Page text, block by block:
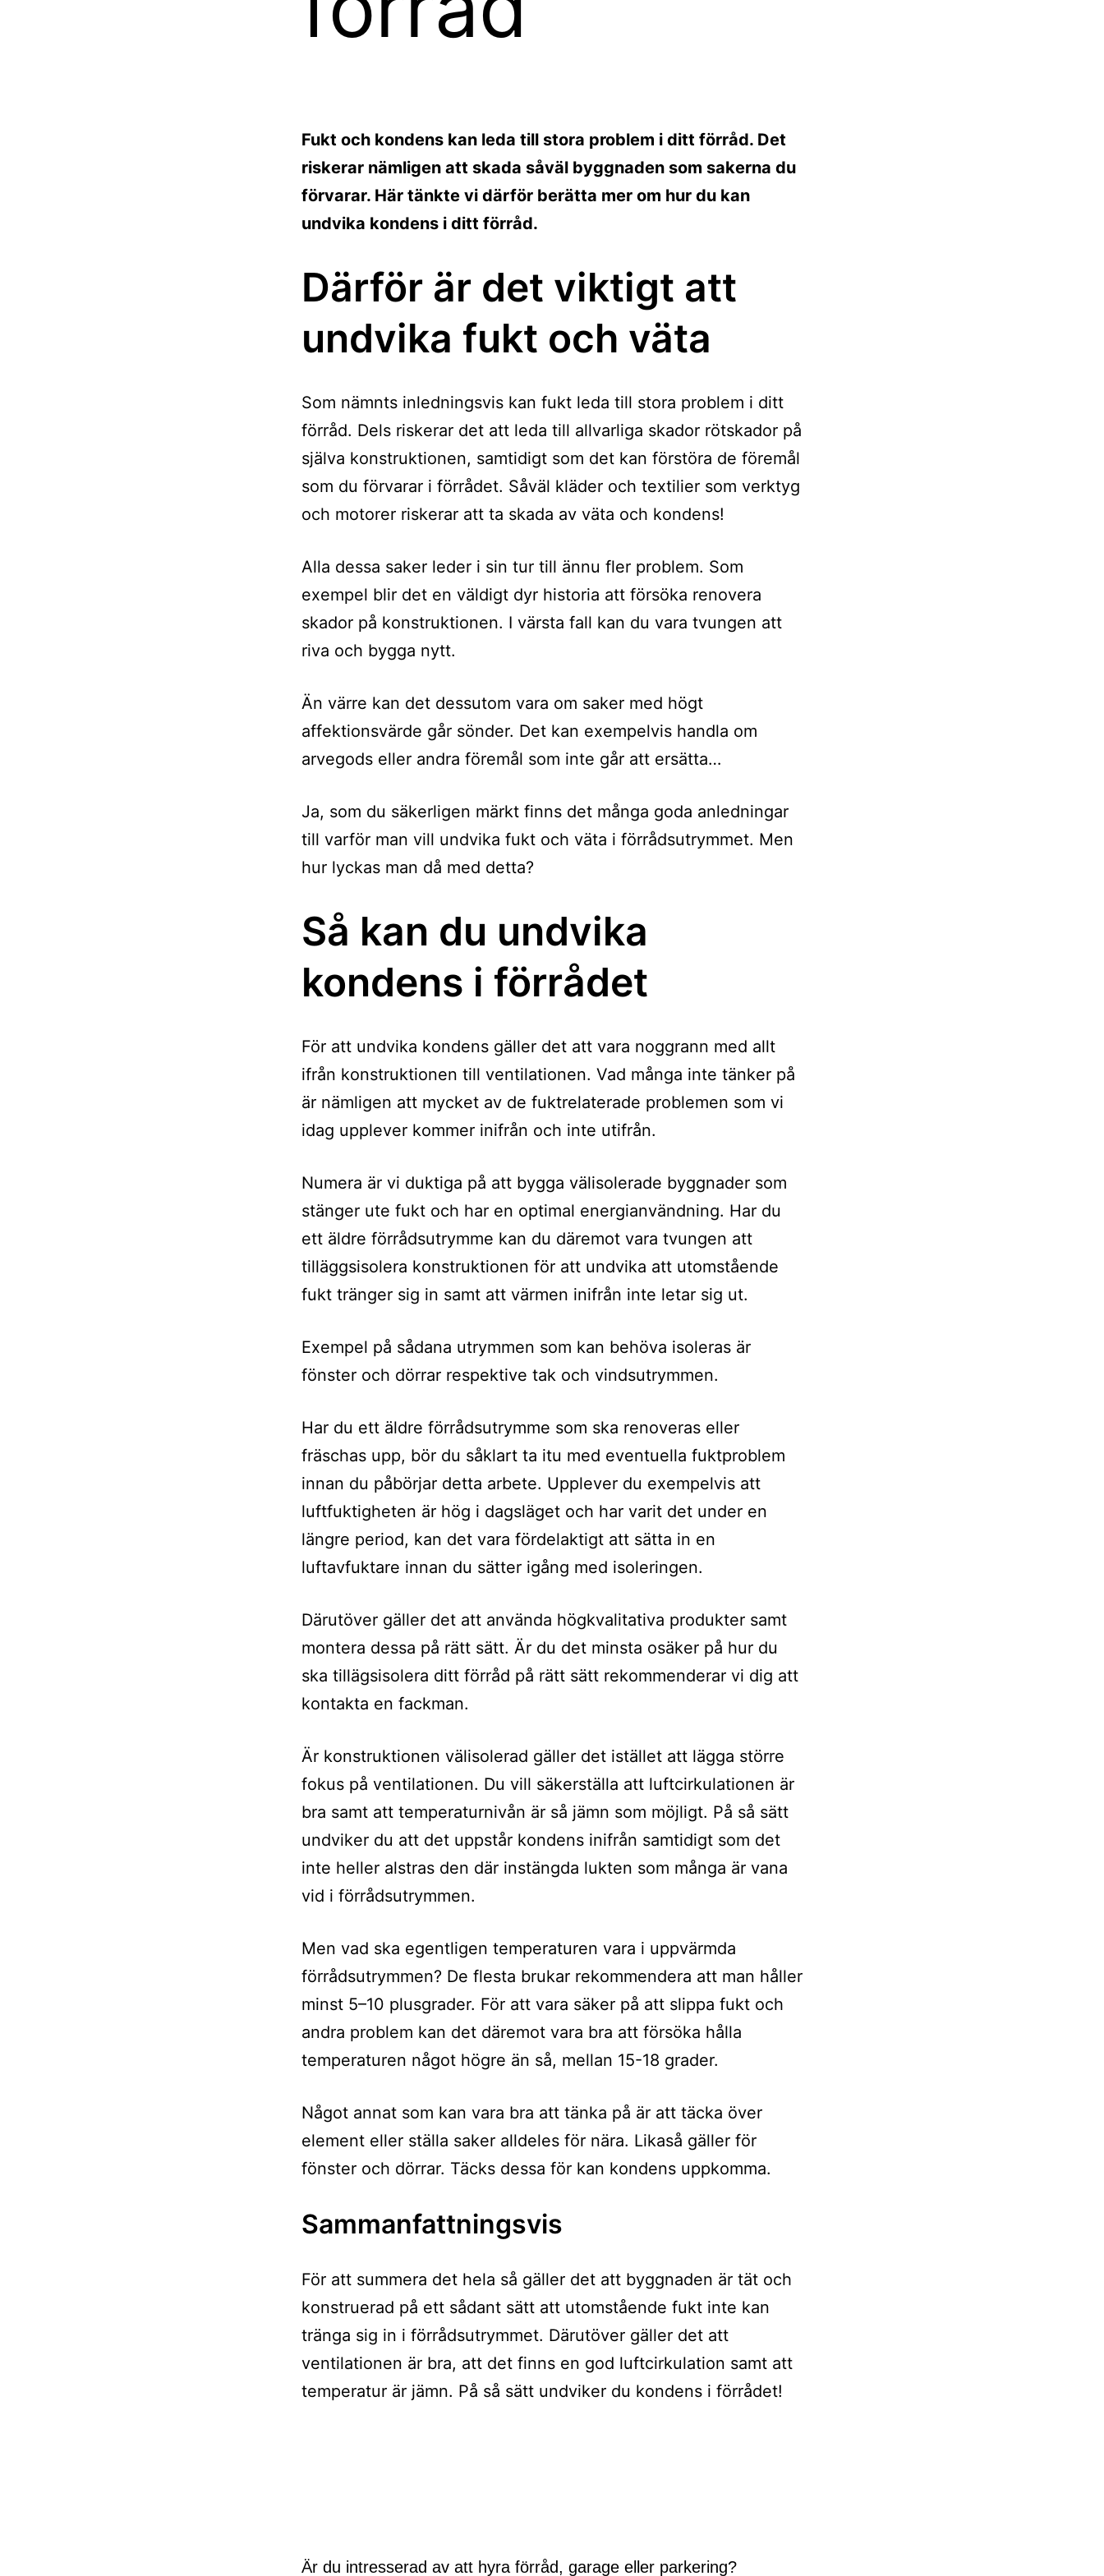
Fukt och kondens kan leda till stora problem i ditt förråd. Det
riskerar nämligen att skada såväl byggnaden som sakerna du
förvarar. Här tänkte vi därför berätta mer om hur du kan
undvika kondens i ditt förråd.
Därför är det viktigt att
undvika fukt och väta
Som nämnts inledningsvis kan fukt leda till stora problem i ditt
förråd. Dels riskerar det att leda till allvarliga skador rötskador på
själva konstruktionen, samtidigt som det kan förstöra de föremål
som du förvarar i förrådet. Såväl kläder och textilier som verktyg
och motorer riskerar att ta skada av väta och kondens!
Alla dessa saker leder i sin tur till ännu fler problem. Som
exempel blir det en väldigt dyr historia att försöka renovera
skador på konstruktionen. I värsta fall kan du vara tvungen att
riva och bygga nytt.
Än värre kan det dessutom vara om saker med högt
affektionsvärde går sönder. Det kan exempelvis handla om
arvegods eller andra föremål som inte går att ersätta…
Ja, som du säkerligen märkt finns det många goda anledningar
till varför man vill undvika fukt och väta i förrådsutrymmet. Men
hur lyckas man då med detta?
Så kan du undvika
kondens i förrådet
För att undvika kondens gäller det att vara noggrann med allt
ifrån konstruktionen till ventilationen. Vad många inte tänker på
är nämligen att mycket av de fuktrelaterade problemen som vi
idag upplever kommer inifrån och inte utifrån.
Numera är vi duktiga på att bygga välisolerade byggnader som
stänger ute fukt och har en optimal energianvändning. Har du
ett äldre förrådsutrymme kan du däremot vara tvungen att
tilläggsisolera konstruktionen för att undvika att utomstående
fukt tränger sig in samt att värmen inifrån inte letar sig ut.
Exempel på sådana utrymmen som kan behöva isoleras är
fönster och dörrar respektive tak och vindsutrymmen.
Har du ett äldre förrådsutrymme som ska renoveras eller
fräschas upp, bör du såklart ta itu med eventuella fuktproblem
innan du påbörjar detta arbete. Upplever du exempelvis att
luftfuktigheten är hög i dagsläget och har varit det under en
längre period, kan det vara fördelaktigt att sätta in en
luftavfuktare innan du sätter igång med isoleringen.
Därutöver gäller det att använda högkvalitativa produkter samt
montera dessa på rätt sätt. Är du det minsta osäker på hur du
ska tillägsisolera ditt förråd på rätt sätt rekommenderar vi dig att
kontakta en fackman.
Är konstruktionen välisolerad gäller det istället att lägga större
fokus på ventilationen. Du vill säkerställa att luftcirkulationen är
bra samt att temperaturnivån är så jämn som möjligt. På så sätt
undviker du att det uppstår kondens inifrån samtidigt som det
inte heller alstras den där instängda lukten som många är vana
vid i förrådsutrymmen.
Men vad ska egentligen temperaturen vara i uppvärmda
förrådsutrymmen? De flesta brukar rekommendera att man håller
minst 5–10 plusgrader. För att vara säker på att slippa fukt och
andra problem kan det däremot vara bra att försöka hålla
temperaturen något högre än så, mellan 15-18 grader.
Något annat som kan vara bra att tänka på är att täcka över
element eller ställa saker alldeles för nära. Likaså gäller för
fönster och dörrar. Täcks dessa för kan kondens uppkomma.
Sammanfattningsvis
För att summera det hela så gäller det att byggnaden är tät och
konstruerad på ett sådant sätt att utomstående fukt inte kan
tränga sig in i förrådsutrymmet. Därutöver gäller det att
ventilationen är bra, att det finns en god luftcirkulation samt att
temperatur är jämn. På så sätt undviker du kondens i förrådet!
Är du intresserad av att hyra förråd, garage eller parkering?